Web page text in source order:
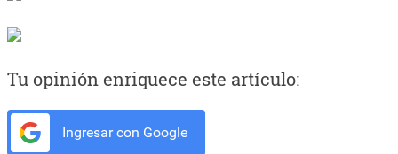
Tu opinión enriquece este artículo:
Ingresar con Google